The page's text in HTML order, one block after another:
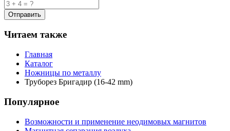
Читаем также
Главная
Каталог
Ножницы по металлу
Труборез Бригадир (16-42 mm)
Популярное
Возможности и применение неодимовых магнитов